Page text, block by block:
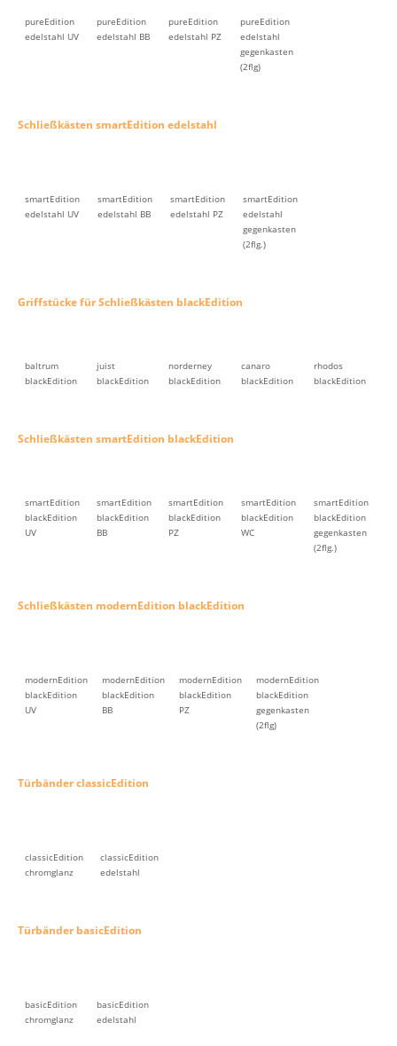
pureEdition
edelstahl UV
pureEdition
edelstahl BB
pureEdition
edelstahl PZ
pureEdition
edelstahl
gegenkasten
(2flg)
Schließkästen smartEdition edelstahl
smartEdition
edelstahl UV
smartEdition
edelstahl BB
smartEdition
edelstahl PZ
smartEdition
edelstahl
gegenkasten
(2flg.)
Griffstücke für Schließkästen blackEdition
baltrum
blackEdition
juist
blackEdition
norderney
blackEdition
canaro
blackEdition
rhodos
blackEdition
Schließkästen smartEdition blackEdition
smartEdition
blackEdition
UV
smartEdition
blackEdition
BB
smartEdition
blackEdition
PZ
smartEdition
blackEdition
WC
smartEdition
blackEdition
gegenkasten
(2flg.)
Schließkästen modernEdition blackEdition
modernEdition
blackEdition
UV
modernEdition
blackEdition
BB
modernEdition
blackEdition
PZ
modernEdition
blackEdition
gegenkasten
(2flg)
Türbänder classicEdition
classicEdition
chromglanz
classicEdition
edelstahl
Türbänder basicEdition
basicEdition
chromglanz
basicEdition
edelstahl